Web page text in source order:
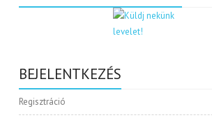
BEJELENTKEZÉS
Regisztráció